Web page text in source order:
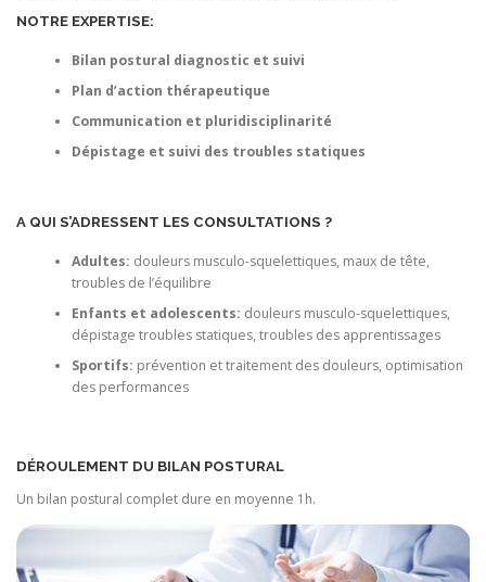
NOTRE EXPERTISE:
Bilan postural diagnostic et suivi
Plan d’action thérapeutique
Communication et pluridisciplinarité
Dépistage et suivi des troubles statiques
A QUI S’ADRESSENT LES CONSULTATIONS ?
Adultes: douleurs musculo-squelettiques, maux de tête,
troubles de l’équilibre
Enfants et adolescents: douleurs musculo-squelettiques,
dépistage troubles statiques, troubles des apprentissages
Sportifs: prévention et traitement des douleurs, optimisation
des performances
DÉROULEMENT DU BILAN POSTURAL
Un bilan postural complet dure en moyenne 1h.